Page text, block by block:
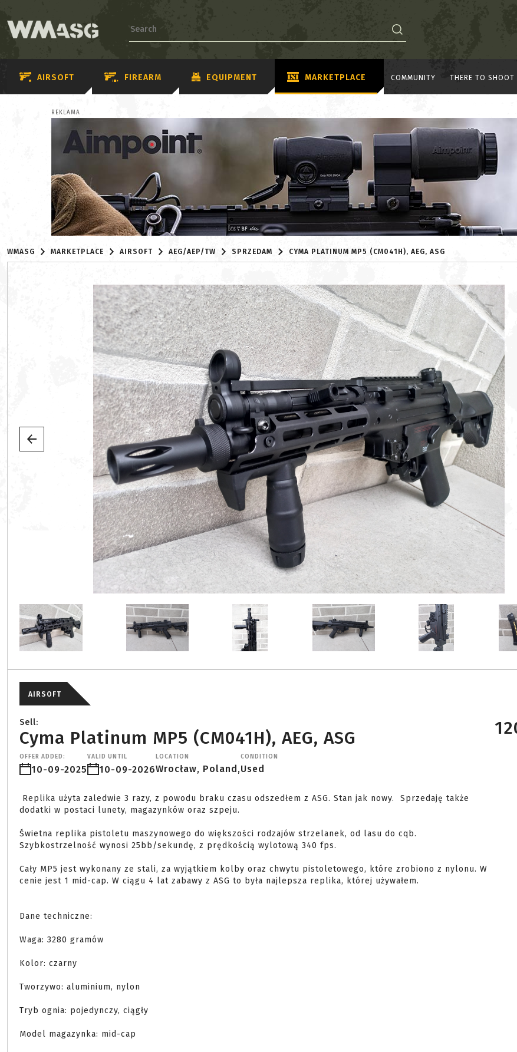
AIRSOFT FIREARM EQUIPMENT MARKETPLACE COMMUNITY THERE TO SHOOT
REKLAMA
WMASG MARKETPLACE AIRSOFT AEG/AEP/TW SPRZEDAM CYMA PLATINUM MP5 (CM041H), AEG, ASG
AIRSOFT
Sell:
Cyma Platinum MP5 (CM041H), AEG, ASG
OFFER ADDED:
10-09-2025
VALID UNTIL
10-09-2026
LOCATION
Wrocław, Poland,
CONDITION
Used
dodatki w postaci lunety, magazynków oraz szpeju.
Świetna replika pistoletu maszynowego do większości rodzajów strzelanek, od lasu do cqb.
Szybkostrzelność wynosi 25bb/sekundę, z prędkością wylotową 340 fps.
Cały MP5 jest wykonany ze stali, za wyjątkiem kolby oraz chwytu pistoletowego, które zrobiono z nylonu. W
cenie jest 1 mid-cap. W ciągu 4 lat zabawy z ASG to była najlepsza replika, której używałem.
Dane techniczne:
Waga: 3280 gramów
Kolor: czarny
Tworzywo: aluminium, nylon
Tryb ognia: pojedynczy, ciągły
Model magazynka: mid-cap